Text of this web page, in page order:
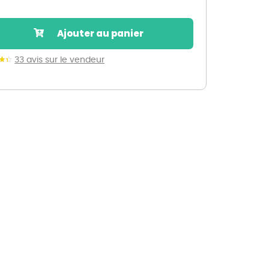
Découvrez nos marques
Nos marques de la nature
Ventes éphémères de plantes
33 avis sur le vendeur
Ajouter au panier